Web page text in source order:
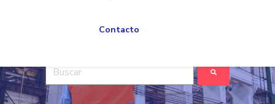
Contacto
Esto es un campo de búsqueda con una función de
No hay sugerencias porque el campo de